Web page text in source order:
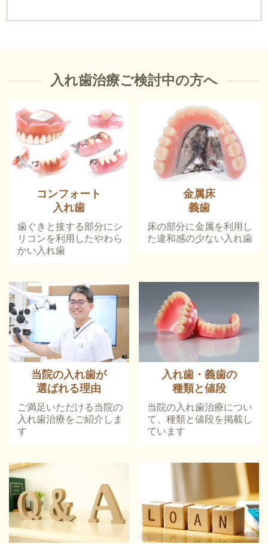
入れ歯治療ご検討中の方へ
コンフォート
入れ歯
歯ぐきと接する部分にシ
リコンを利用したやわら
かい入れ歯
金属床
義歯
床の部分に金属を利用し
た違和感の少ない入れ歯
当院の入れ歯が
選ばれる理由
ご満足いただける当院の
入れ歯治療をご紹介しま
す
入れ歯・義歯の
種類と値段
当院の入れ歯治療につい
て、種類と値段を掲載し
ています